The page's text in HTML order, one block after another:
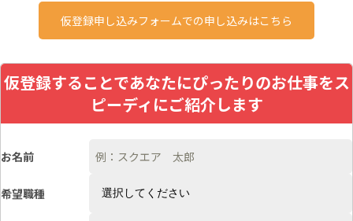
仮登録申し込みフォームでの申し込みはこちら
仮登録することであなたにぴったりのお仕事をス
ピーディにご紹介します
お名前
希望職種